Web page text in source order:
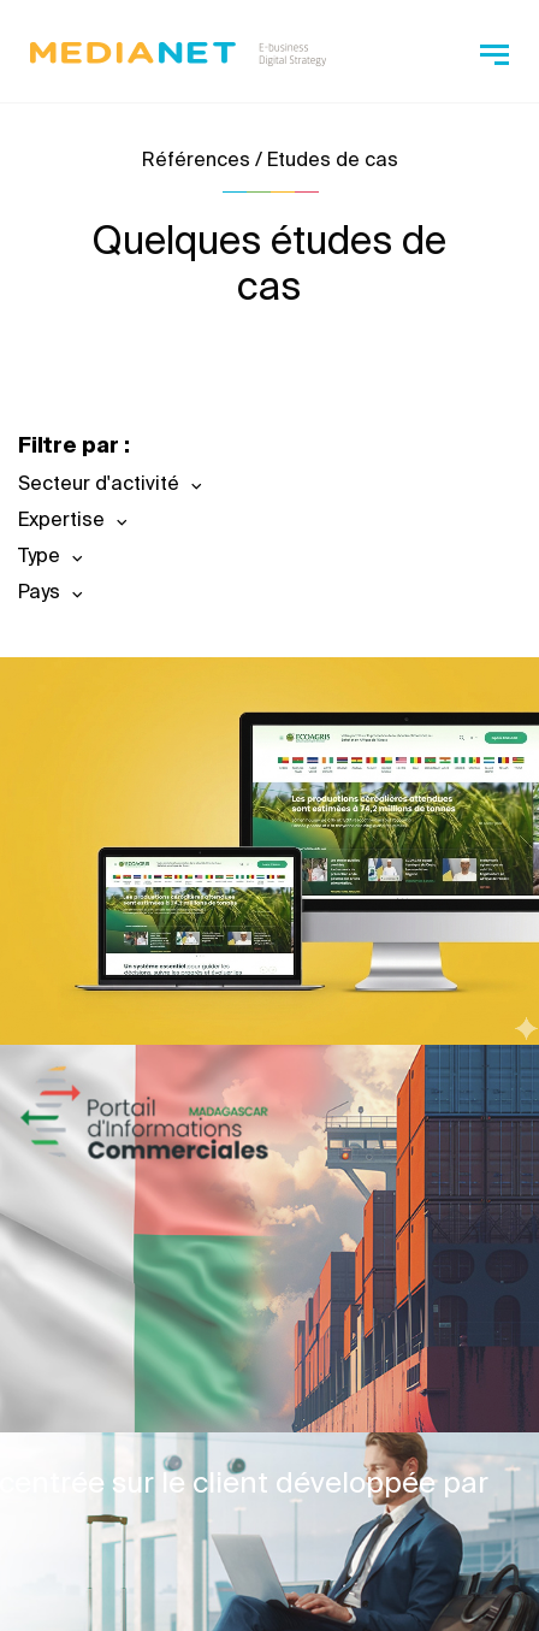
Références / Etudes de cas
Quelques études de
cas
Filtre par :
Secteur d'activité
Expertise
Type
Pays
sur le client développée par